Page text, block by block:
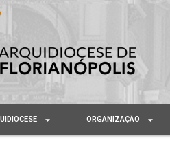
ORGANIZAÇÃO